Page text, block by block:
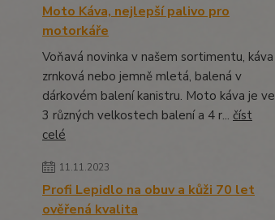
Moto Káva, nejlepší palivo pro
motorkáře
Voňavá novinka v našem sortimentu, káva
zrnková nebo jemně mletá, balená v
dárkovém balení kanistru. Moto káva je ve
3 různých velkostech balení a 4 r... číst
celé
11.11.2023
Profi Lepidlo na obuv a kůži 70 let
ověřená kvalita